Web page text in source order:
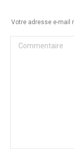
Votre adresse e-mail
Commentaire